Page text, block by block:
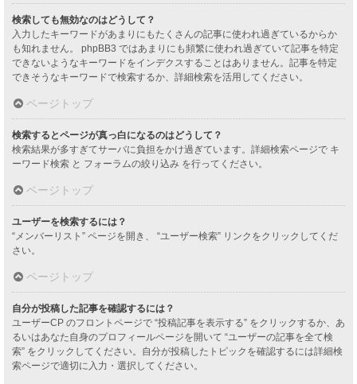
検索しても無効なのはどうして？
入力したキーワードがあまりにもたくさんの記事に使われ過ぎているからか
も知れません。 phpBB3 ではあまりにも頻繁に使われ過ぎていて記事を特定
できないようなキーワードをインデクスすることはありません。記事を特定
できそうなキーワードで検索するか、詳細検索を活用してください。
ページトップ
検索するとページが真っ白になるのはどうして？
検索結果が多すぎてサーバに負担をかけ過ぎています。詳細検索ページで キ
ーワード検索 と フォーラムの絞り込み を行ってください。
ページトップ
ユーザーを検索するには？
“メンバーリスト” ページを開き、 “ユーザー検索” リンクをクリックしてくだ
さい。
ページトップ
自分が投稿した記事を確認するには？
ユーザーCP のフロントページで “投稿記事を表示する” をクリックするか、あ
るいはあなた自身のプロフィールページを開いて “ユーザーの記事を全て検
索” をクリックしてください。自分が投稿したトピックを確認するには詳細検
索ページで適切に入力・選択してください。